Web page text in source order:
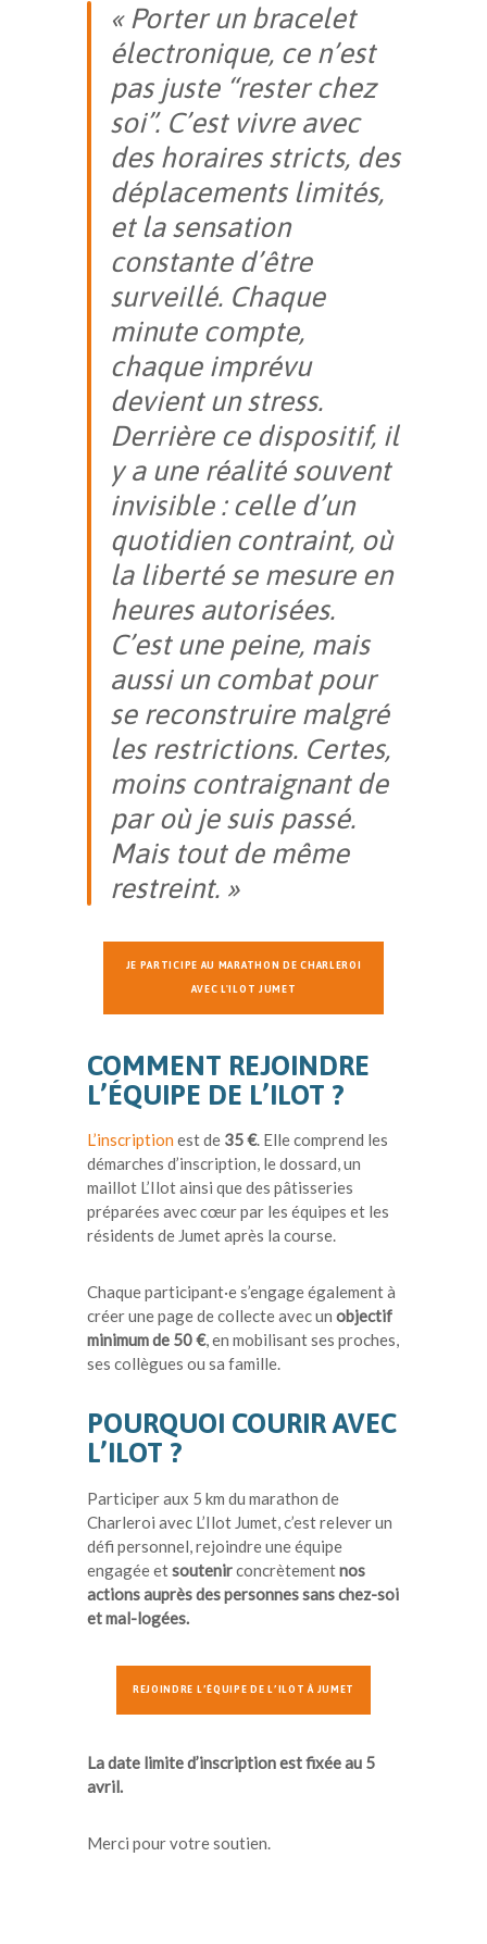
« Porter un bracelet
électronique, ce n’est
pas juste “rester chez
soi”. C’est vivre avec
des horaires stricts, des
déplacements limités,
et la sensation
constante d’être
surveillé. Chaque
minute compte,
chaque imprévu
devient un stress.
Derrière ce dispositif, il
y a une réalité souvent
invisible : celle d’un
quotidien contraint, où
la liberté se mesure en
heures autorisées.
C’est une peine, mais
aussi un combat pour
se reconstruire malgré
les restrictions. Certes,
moins contraignant de
par où je suis passé.
Mais tout de même
restreint. »
JE PARTICIPE AU MARATHON DE CHARLEROI
AVEC L'ILOT JUMET
COMMENT REJOINDRE
L’ÉQUIPE DE L’ILOT ?
L’inscription est de 35 €. Elle comprend les
démarches d’inscription, le dossard, un
maillot L’Ilot ainsi que des pâtisseries
préparées avec cœur par les équipes et les
résidents de Jumet après la course.
Chaque participant·e s’engage également à
créer une page de collecte avec un objectif
minimum de 50 €, en mobilisant ses proches,
ses collègues ou sa famille.
POURQUOI COURIR AVEC
L’ILOT ?
Participer aux 5 km du marathon de
Charleroi avec L’Ilot Jumet, c’est relever un
défi personnel, rejoindre une équipe
engagée etsoutenirconcrètementnos
actions auprès des personnes sans chez-soi
et mal-logées.
REJOINDRE L’ÉQUIPE DE L’ILOT À JUMET
La date limite d’inscription est fixée au 5
avril.
Merci pour votre soutien.